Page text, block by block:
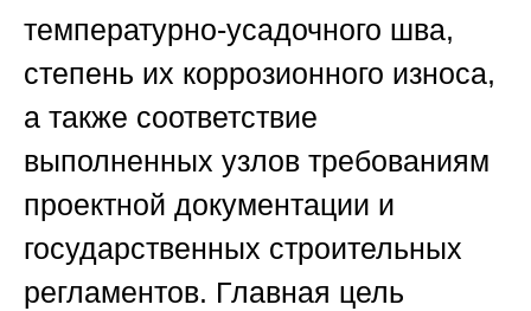
температурно-усадочного шва,
степень их коррозионного износа,
а также соответствие
выполненных узлов требованиям
проектной документации и
государственных строительных
регламентов. Главная цель